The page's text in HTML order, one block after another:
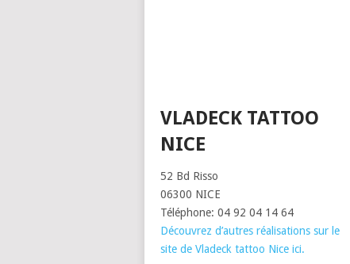
VLADECK TATTOO
NICE
52 Bd Risso
06300 NICE
Téléphone: 04 92 04 14 64
Découvrez d’autres réalisations sur le
site de Vladeck tattoo Nice ici.